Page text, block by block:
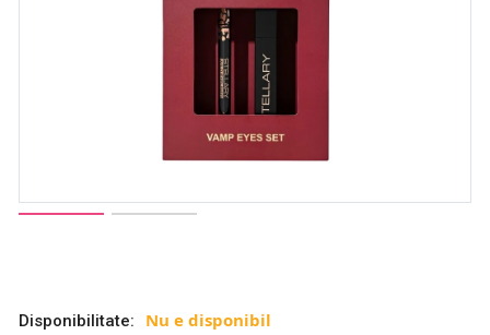
Disponibilitate: Nu e disponibil